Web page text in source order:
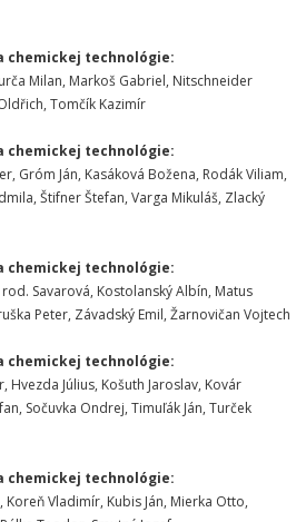
chemickej technológie:
Milan, Markoš Gabriel, Nitschneider
Tomčík Kazimír
chemickej technológie:
Gróm Ján, Kasáková Božena, Rodák Viliam,
Štifner Štefan, Varga Mikuláš, Zlacký
chemickej technológie:
Savarová, Kostolanský Albín, Matus
Peter, Závadský Emil, Žarnovičan Vojtech
chemickej technológie:
Hvezda Július, Košuth Jaroslav, Kovár
Sočuvka Ondrej, Timuľák Ján, Turček
chemickej technológie:
Koreň Vladimír, Kubis Ján, Mierka Otto,